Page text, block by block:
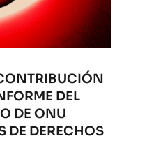
DEL
DE ONU
DE DERECHOS